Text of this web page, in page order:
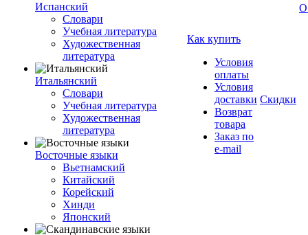
Испанский
Словари
Учебная литература
Художественная
литература
Итальянский
Словари
Учебная литература
Художественная
литература
Восточные языки
Вьетнамский
Китайский
Корейский
Хинди
Японский
Как купить
Условия
оплаты
Условия
доставки
Возврат
товара
Заказ по
e-mail
Скидки
О